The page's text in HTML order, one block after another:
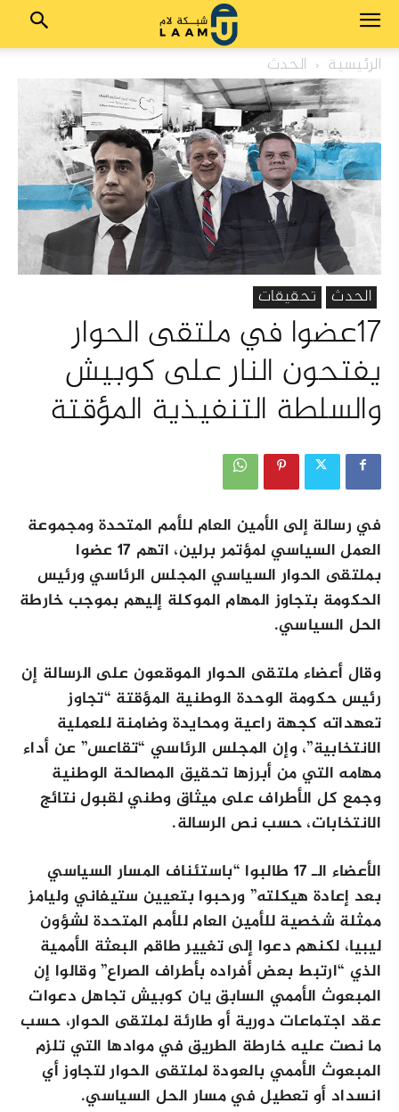
الرئيسية الحدث
الحدث تحقيقات
17عضوا في ملتقى الحوار
يفتحون النار على كوبيش
والسلطة التنفيذية المؤقتة
في رسالة إلى الأمين العام للأمم المتحدة ومجموعة
العمل السياسي لمؤتمر برلين، اتهم 17 عضوا
بملتقى الحوار السياسي المجلس الرئاسي ورئيس
الحكومة بتجاوز المهام الموكلة إليهم بموجب خارطة
الحل السياسي.
وقال أعضاء ملتقى الحوار الموقعون على الرسالة إن
رئيس حكومة الوحدة الوطنية المؤقتة “تجاوز
تعهداته كجهة راعية ومحايدة وضامنة للعملية
الانتخابية”، وإن المجلس الرئاسي “تقاعس” عن أداء
مهامه التي من أبرزها تحقيق المصالحة الوطنية
وجمع كل الأطراف على ميثاق وطني لقبول نتائج
الانتخابات، حسب نص الرسالة.
الأعضاء الـ 17 طالبوا “باستئناف المسار السياسي
بعد إعادة هيكلته” ورحبوا بتعيين ستيفاني وليامز
ممثلة شخصية للأمين العام للأمم المتحدة لشؤون
ليبيا، لكنهم دعوا إلى تغيير طاقم البعثة الأممية
الذي “ارتبط بعض أفراده بأطراف الصراع” وقالوا إن
المبعوث الأممي السابق يان كوبيش تجاهل دعوات
عقد اجتماعات دورية أو طارئة لملتقى الحوار، حسب
ما نصت عليه خارطة الطريق في موادها التي تلزم
المبعوث الأممي بالعودة لملتقى الحوار لتجاوز أي
انسداد أو تعطيل في مسار الحل السياسي.